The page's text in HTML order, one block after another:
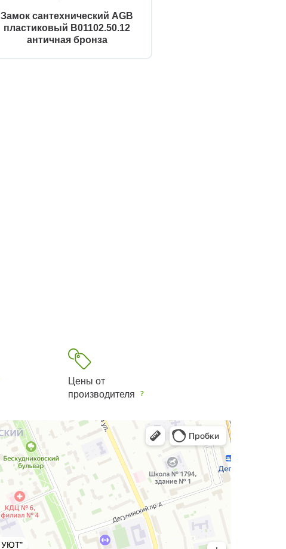
Замок сантехнический AGB
пластиковый B01102.50.12
античная бронза
Цены от
производителя